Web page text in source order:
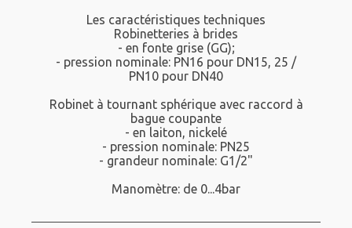
Les caractéristiques techniques
Robinetteries à brides
- en fonte grise (GG);
- pression nominale: PN16 pour DN15, 25 /
PN10 pour DN40
Robinet à tournant sphérique avec raccord à
bague coupante
- en laiton, nickelé
- pression nominale: PN25
- grandeur nominale: G1/2"
Manomètre: de 0...4bar